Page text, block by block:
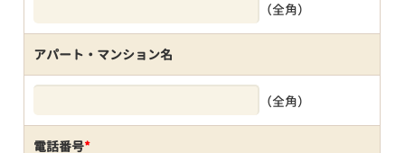
（全角）
アパート・マンション名
（全角）
電話番号*